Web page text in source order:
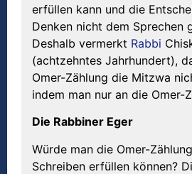
erfüllen kann und die
Denken nicht dem Sprechen
Deshalb vermerkt Rabbi
(achtzehntes Jahrhundert),
Omer-Zählung die Mitzwa
indem man nur an die Omer-
Die Rabbiner Eger
Würde man die Omer-
Schreiben erfüllen können?